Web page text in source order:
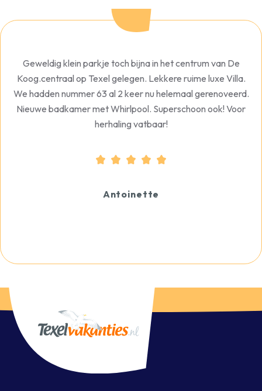
Geweldig klein parkje toch bijna in het centrum van De
Koog.centraal op Texel gelegen. Lekkere ruime luxe Villa.
We hadden nummer 63 al 2 keer nu helemaal gerenoveerd.
Nieuwe badkamer met Whirlpool. Superschoon ook! Voor
herhaling vatbaar!
Antoinette